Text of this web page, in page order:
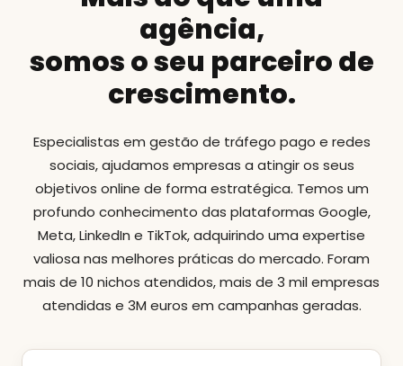
agência,
somos o seu parceiro de
crescimento.
Especialistas em gestão de tráfego pago e redes
sociais, ajudamos empresas a atingir os seus
objetivos online de forma estratégica. Temos um
profundo conhecimento das plataformas Google,
Meta, LinkedIn e TikTok, adquirindo uma expertise
valiosa nas melhores práticas do mercado. Foram
mais de 10 nichos atendidos, mais de 3 mil empresas
atendidas e 3M euros em campanhas geradas.